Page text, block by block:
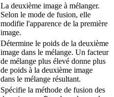
La deuxième image à mélanger.
Selon le mode de fusion, elle
modifie l'apparence de la première
image.
Détermine le poids de la deuxième
image dans le mélange. Un facteur
de mélange plus élevé donne plus
de poids à la deuxième image
dans le mélange résultant.
Spécifie la méthode de fusion des